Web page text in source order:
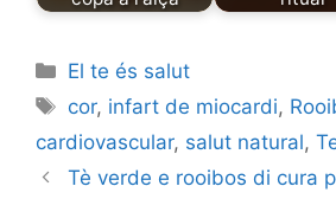
Categories
El te és salut
Tags
cor, infart de miocardi,
cardiovascular, salut natural,
Tè verde e rooibos di cura